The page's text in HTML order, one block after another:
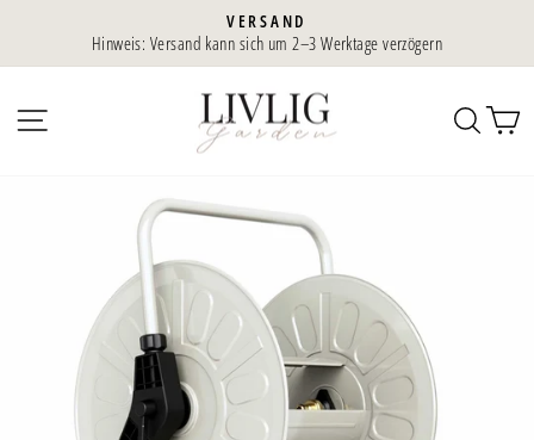
Inhalt
Diaporama
VERSAND
Hinweis: Versand kann sich um 2–3 Werktage verzögern
SEITENNAVIGATION